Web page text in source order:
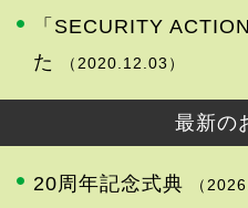
「SECURITY
た
（2020.12.03）
最新の
20周年記念式典 （